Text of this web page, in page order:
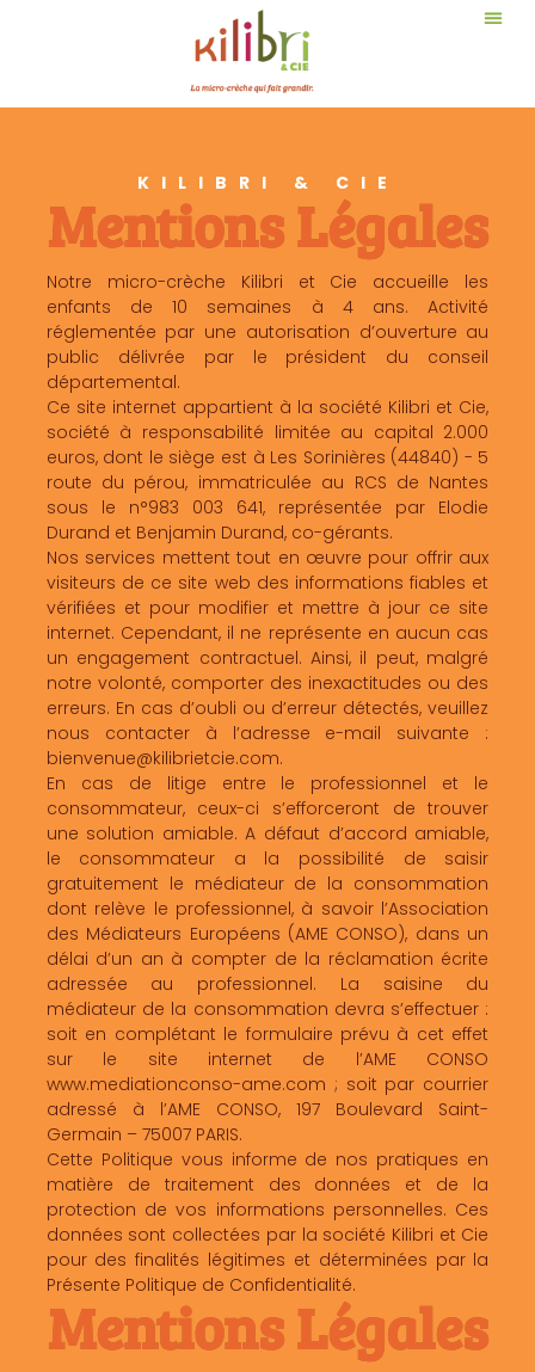
KILIBRI & CIE
Mentions Légales
Notre micro-crèche Kilibri et Cie accueille les
enfants de 10 semaines à 4 ans. Activité
réglementée par une autorisation d’ouverture au
public délivrée par le président du conseil
départemental.
Ce site internet appartient à la société Kilibri et Cie,
société à responsabilité limitée au capital 2.000
euros, dont le siège est à Les Sorinières (44840) - 5
route du pérou, immatriculée au RCS de Nantes
sous le n°983 003 641, représentée par Elodie
Durand et Benjamin Durand, co-gérants.
Nos services mettent tout en œuvre pour offrir aux
visiteurs de ce site web des informations fiables et
vérifiées et pour modifier et mettre à jour ce site
internet. Cependant, il ne représente en aucun cas
un engagement contractuel. Ainsi, il peut, malgré
notre volonté, comporter des inexactitudes ou des
erreurs. En cas d’oubli ou d’erreur détectés, veuillez
nous contacter à l’adresse e-mail suivante :
bienvenue@kilibrietcie.com.
En cas de litige entre le professionnel et le
consommateur, ceux-ci s’efforceront de trouver
une solution amiable. A défaut d’accord amiable,
le consommateur a la possibilité de saisir
gratuitement le médiateur de la consommation
dont relève le professionnel, à savoir l’Association
des Médiateurs Européens (AME CONSO), dans un
délai d’un an à compter de la réclamation écrite
adressée au professionnel. La saisine du
médiateur de la consommation devra s’effectuer :
soit en complétant le formulaire prévu à cet effet
sur le site internet de l’AME CONSO
www.mediationconso-ame.com ; soit par courrier
adressé à l’AME CONSO, 197 Boulevard Saint-
Germain – 75007 PARIS.
Cette Politique vous informe de nos pratiques en
matière de traitement des données et de la
protection de vos informations personnelles. Ces
données sont collectées par la société Kilibri et Cie
pour des finalités légitimes et déterminées par la
Présente Politique de Confidentialité.
Mentions Légales